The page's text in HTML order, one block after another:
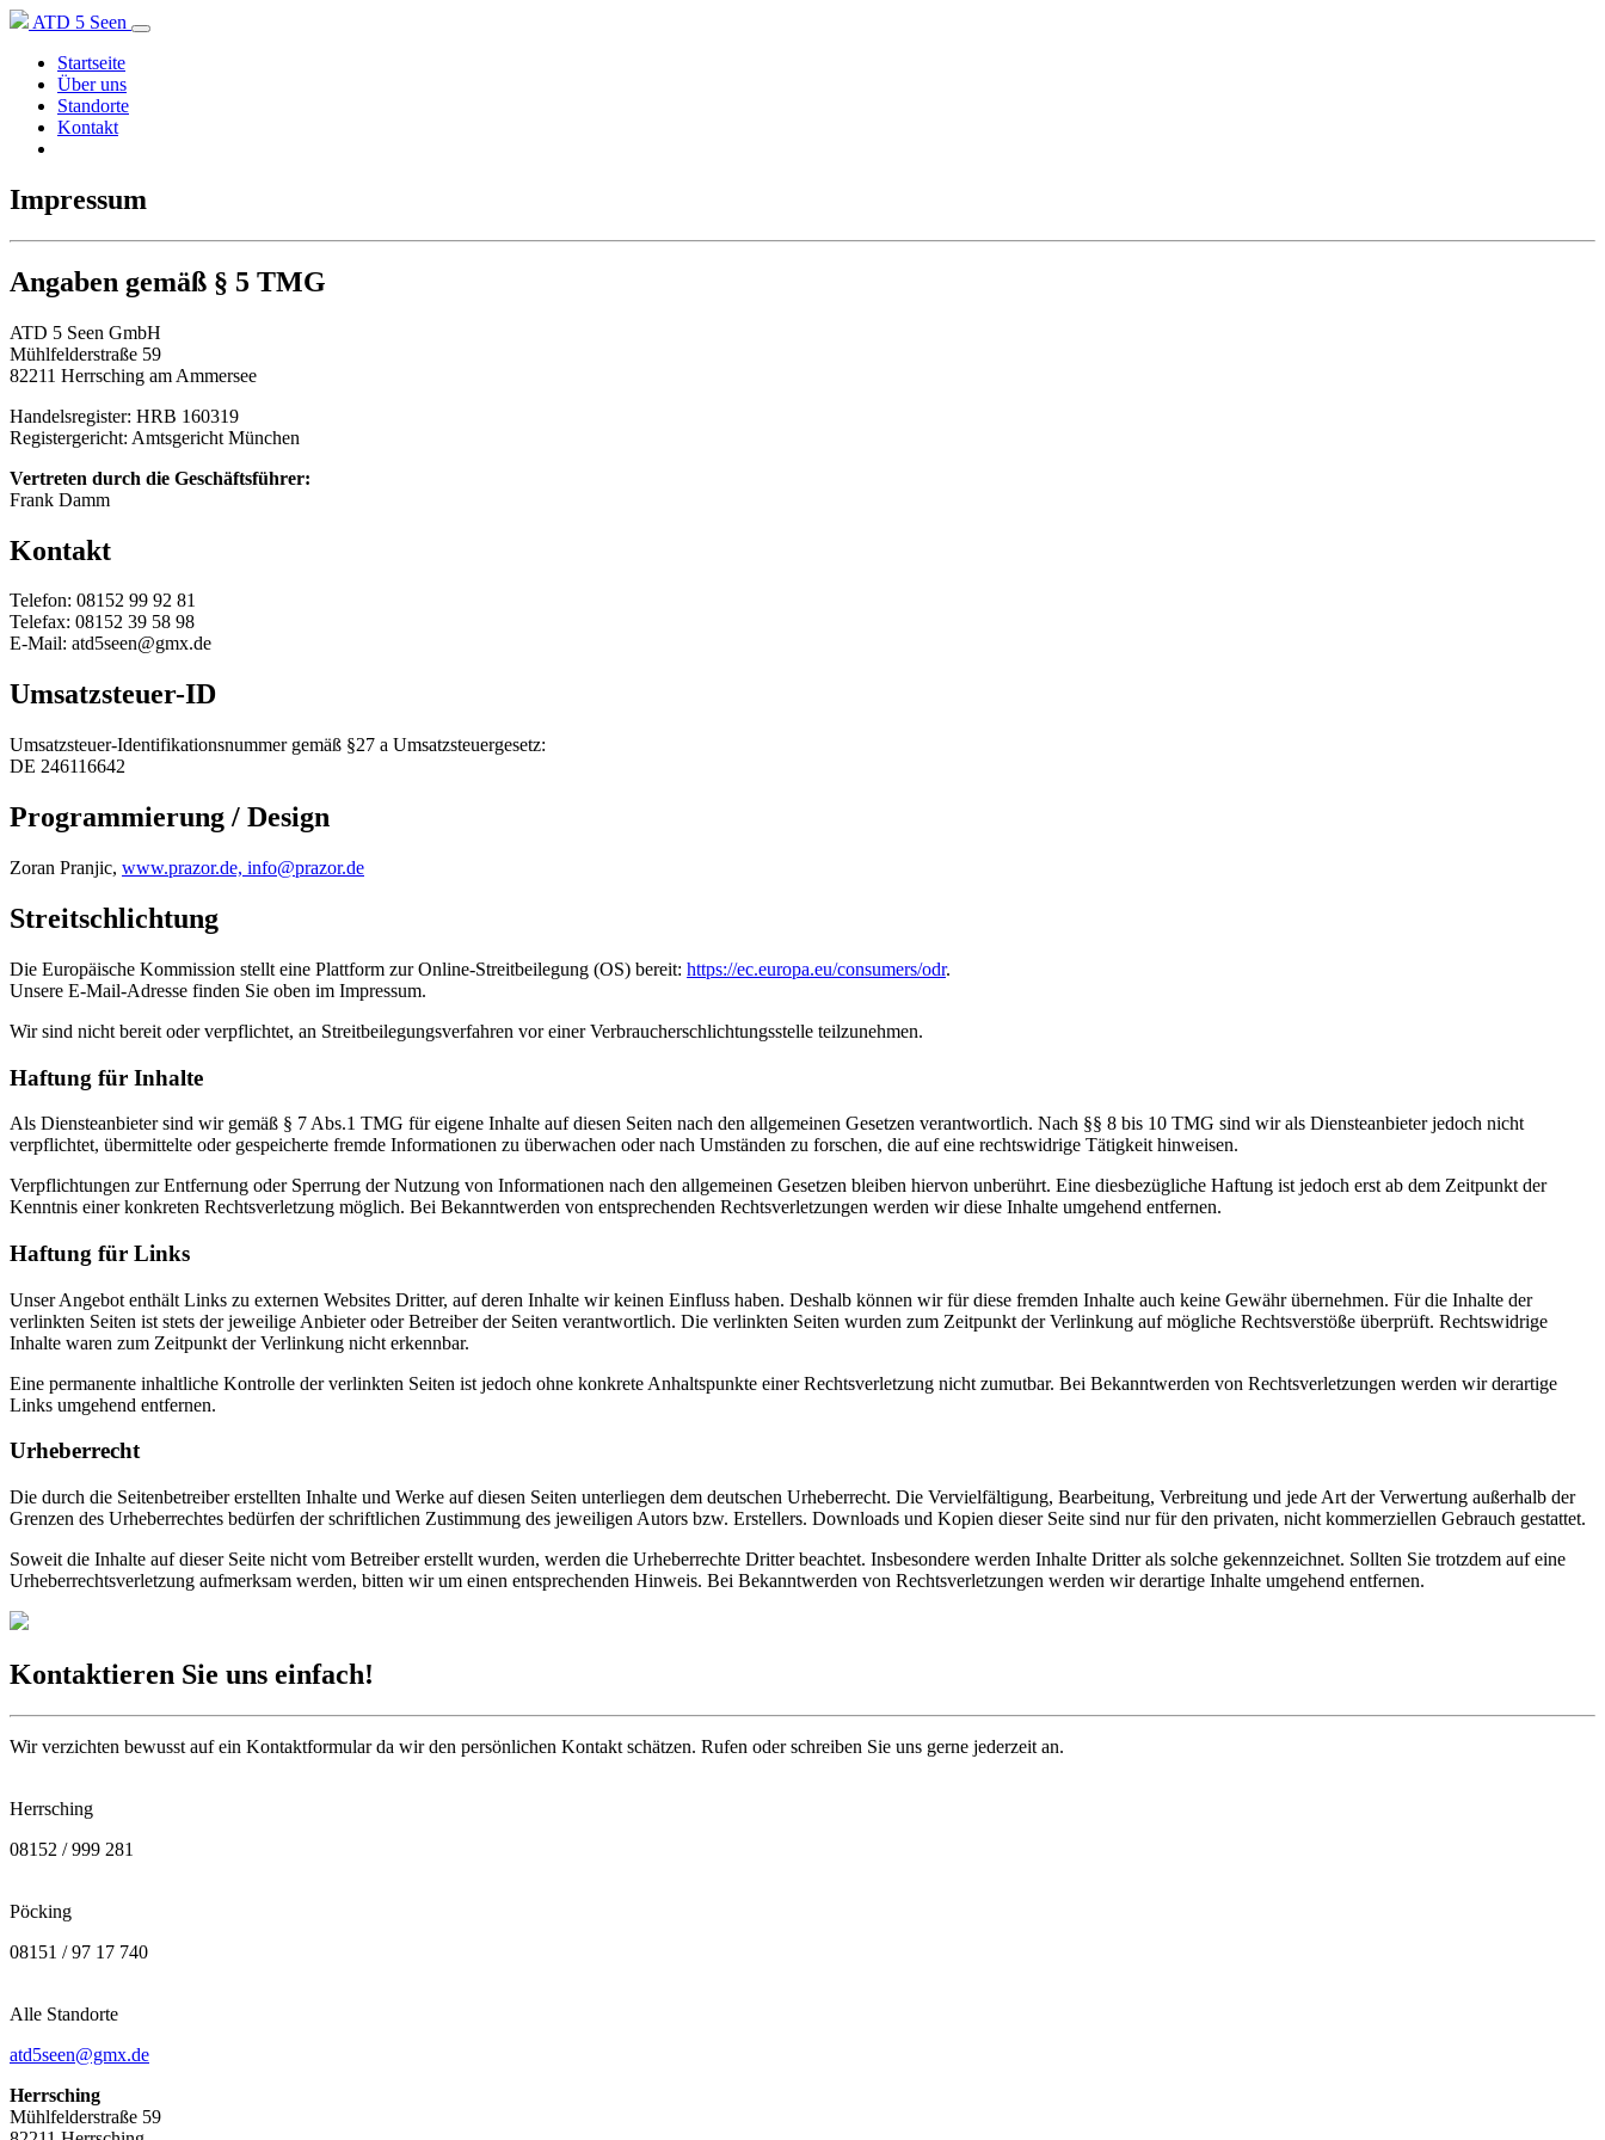
ATD 5 Seen
Startseite
Über uns
Standorte
Kontakt
Impressum
Angaben gemäß § 5 TMG
ATD 5 Seen GmbH
Mühlfelderstraße 59
82211 Herrsching am Ammersee
Handelsregister: HRB 160319
Registergericht: Amtsgericht München
Vertreten durch die Geschäftsführer:
Frank Damm
Kontakt
Telefon: 08152 99 92 81
Telefax: 08152 39 58 98
E-Mail: atd5seen@gmx.de
Umsatzsteuer-ID
Umsatzsteuer-Identifikationsnummer gemäß §27 a Umsatzsteuergesetz:
DE 246116642
Programmierung / Design
Zoran Pranjic, www.prazor.de, info@prazor.de
Streitschlichtung
Die Europäische Kommission stellt eine Plattform zur Online-Streitbeilegung (OS) bereit: https://ec.europa.eu/consumers/odr.
Unsere E-Mail-Adresse finden Sie oben im Impressum.
Wir sind nicht bereit oder verpflichtet, an Streitbeilegungsverfahren vor einer Verbraucherschlichtungsstelle teilzunehmen.
Haftung für Inhalte
Als Diensteanbieter sind wir gemäß § 7 Abs.1 TMG für eigene Inhalte auf diesen Seiten nach den allgemeinen Gesetzen verantwortlich. Nach §§ 8 bis 10 TMG sind wir als Diensteanbieter jedoch nicht
verpflichtet, übermittelte oder gespeicherte fremde Informationen zu überwachen oder nach Umständen zu forschen, die auf eine rechtswidrige Tätigkeit hinweisen.
Verpflichtungen zur Entfernung oder Sperrung der Nutzung von Informationen nach den allgemeinen Gesetzen bleiben hiervon unberührt. Eine diesbezügliche Haftung ist jedoch erst ab dem Zeitpunkt der
Kenntnis einer konkreten Rechtsverletzung möglich. Bei Bekanntwerden von entsprechenden Rechtsverletzungen werden wir diese Inhalte umgehend entfernen.
Haftung für Links
Unser Angebot enthält Links zu externen Websites Dritter, auf deren Inhalte wir keinen Einfluss haben. Deshalb können wir für diese fremden Inhalte auch keine Gewähr übernehmen. Für die Inhalte der
verlinkten Seiten ist stets der jeweilige Anbieter oder Betreiber der Seiten verantwortlich. Die verlinkten Seiten wurden zum Zeitpunkt der Verlinkung auf mögliche Rechtsverstöße überprüft. Rechtswidrige
Inhalte waren zum Zeitpunkt der Verlinkung nicht erkennbar.
Eine permanente inhaltliche Kontrolle der verlinkten Seiten ist jedoch ohne konkrete Anhaltspunkte einer Rechtsverletzung nicht zumutbar. Bei Bekanntwerden von Rechtsverletzungen werden wir derartige
Links umgehend entfernen.
Urheberrecht
Die durch die Seitenbetreiber erstellten Inhalte und Werke auf diesen Seiten unterliegen dem deutschen Urheberrecht. Die Vervielfältigung, Bearbeitung, Verbreitung und jede Art der Verwertung außerhalb der
Grenzen des Urheberrechtes bedürfen der schriftlichen Zustimmung des jeweiligen Autors bzw. Erstellers. Downloads und Kopien dieser Seite sind nur für den privaten, nicht kommerziellen Gebrauch gestattet.
Soweit die Inhalte auf dieser Seite nicht vom Betreiber erstellt wurden, werden die Urheberrechte Dritter beachtet. Insbesondere werden Inhalte Dritter als solche gekennzeichnet. Sollten Sie trotzdem auf eine
Urheberrechtsverletzung aufmerksam werden, bitten wir um einen entsprechenden Hinweis. Bei Bekanntwerden von Rechtsverletzungen werden wir derartige Inhalte umgehend entfernen.
Kontaktieren Sie uns einfach!
Wir verzichten bewusst auf ein Kontaktformular da wir den persönlichen Kontakt schätzen. Rufen oder schreiben Sie uns gerne jederzeit an.
Herrsching
08152 / 999 281
Pöcking
08151 / 97 17 740
Alle Standorte
atd5seen@gmx.de
Herrsching
Mühlfelderstraße 59